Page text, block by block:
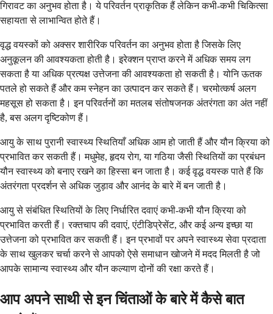
गिरावट का अनुभव होता है। ये परिवर्तन प्राकृतिक हैं लेकिन कभी-कभी चिकित्सा
सहायता से लाभान्वित होते हैं।
वृद्ध वयस्कों को अक्सर शारीरिक परिवर्तन का अनुभव होता है जिसके लिए
अनुकूलन की आवश्यकता होती है। इरेक्शन प्राप्त करने में अधिक समय लग
सकता है या अधिक प्रत्यक्ष उत्तेजना की आवश्यकता हो सकती है। योनि ऊतक
पतले हो सकते हैं और कम स्नेहन का उत्पादन कर सकते हैं। चरमोत्कर्ष अलग
महसूस हो सकता है। इन परिवर्तनों का मतलब संतोषजनक अंतरंगता का अंत नहीं
है, बस अलग दृष्टिकोण हैं।
आयु के साथ पुरानी स्वास्थ्य स्थितियाँ अधिक आम हो जाती हैं और यौन क्रिया को
प्रभावित कर सकती हैं। मधुमेह, हृदय रोग, या गठिया जैसी स्थितियों का प्रबंधन
यौन स्वास्थ्य को बनाए रखने का हिस्सा बन जाता है। कई वृद्ध वयस्क पाते हैं कि
अंतरंगता प्रदर्शन से अधिक जुड़ाव और आनंद के बारे में बन जाती है।
आयु से संबंधित स्थितियों के लिए निर्धारित दवाएं कभी-कभी यौन क्रिया को
प्रभावित करती हैं। रक्तचाप की दवाएं, एंटीडिप्रेसेंट, और कई अन्य इच्छा या
उत्तेजना को प्रभावित कर सकती हैं। इन प्रभावों पर अपने स्वास्थ्य सेवा प्रदाता
के साथ खुलकर चर्चा करने से आपको ऐसे समाधान खोजने में मदद मिलती है जो
आपके सामान्य स्वास्थ्य और यौन कल्याण दोनों की रक्षा करते हैं।
आप अपने साथी से इन चिंताओं के बारे में कैसे बात